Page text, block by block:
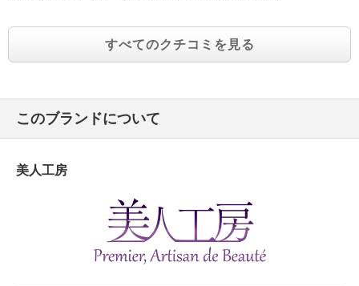
すべてのクチコミを見る
このブランドについて
美人工房